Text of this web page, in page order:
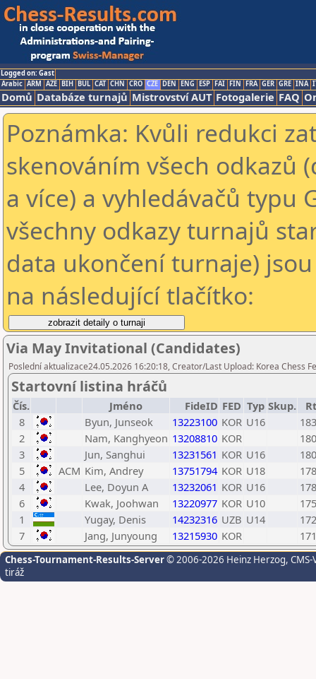
Logged on: Gast
Arabic ARM AZE BIH BUL CAT CHN CRO CZE DEN ENG ESP FAI FIN FRA GER GRE INA
Domů Databáze turnajů Mistrovství AUT Fotogalerie FAQ
Poznámka: Kvůli redukci
skenováním všech odkazů
a více) a vyhledávačů typu
všechny odkazy turnajů
data ukončení turnaje)
na následující tlačítko:
Via May Invitational (Candidates)
Poslední aktualizace24.05.2026 16:20:18, Creator/Last Upload: Korea Chess
Startovní listina hráčů
Čís. Jméno FideID FED Typ Skup.
8
Byun, Junseok 13223100 KOR U16
2
Nam, Kanghyeon 13208810 KOR
3
Jun, Sanghui 13231561 KOR U16
5
ACM Kim, Andrey 13751794 KOR U18
4
Lee, Doyun A 13232061 KOR U16
6
Kwak, Joohwan 13220977 KOR U10
1
Yugay, Denis 14232316 UZB U14
7
Jang, Junyoung 13215930 KOR
Chess-Tournament-Results-Server© 2006-2026 Heinz Herzog,
tiráž